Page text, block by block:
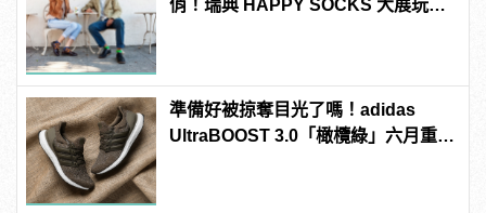
俏！瑞典 HAPPY SOCKS 大展玩心
準備好被掠奪目光了嗎！adidas
UltraBOOST 3.0「橄欖綠」六月重磅